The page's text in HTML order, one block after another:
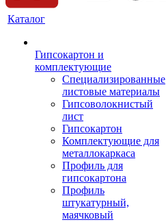
Каталог
Гипсокартон и
комплектующие
Специализированные
листовые материалы
Гипсоволокнистый
лист
Гипсокартон
Комплектующие для
металлокаркаса
Профиль для
гипсокартона
Профиль
штукатурный,
маячковый